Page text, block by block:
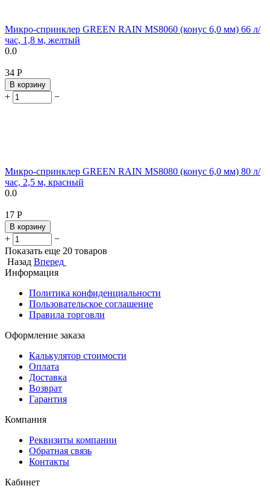
Микро-спринклер GREEN RAIN MS8060 (конус 6,0 мм) 66 л/
час, 1,8 м, желтый
0.0
‍34‍ Р
В корзину
+ −
Микро-спринклер GREEN RAIN MS8080 (конус 6,0 мм) 80 л/
час, 2,5 м, красный
0.0
‍17‍ Р
В корзину
+
−
Показать еще 20 товаров
Назад Вперед
Информация
Политика конфиденциальности
Пользовательское соглашение
Правила торговли
Оформление заказа
Калькулятор стоимости
Оплата
Доставка
Возврат
Гарантия
Компания
Реквизиты компании
Обратная связь
Контакты
Кабинет